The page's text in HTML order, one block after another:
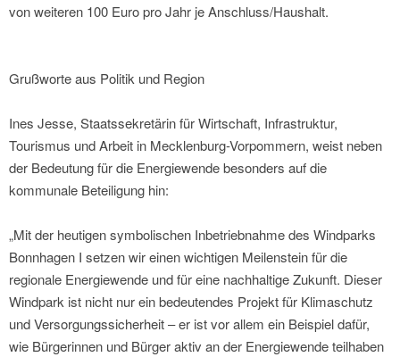
von weiteren 100 Euro pro Jahr je Anschluss/Haushalt.
Grußworte aus Politik und Region
Ines Jesse, Staatssekretärin für Wirtschaft, Infrastruktur,
Tourismus und Arbeit in Mecklenburg-Vorpommern, weist neben
der Bedeutung für die Energiewende besonders auf die
kommunale Beteiligung hin:
„Mit der heutigen symbolischen Inbetriebnahme des Windparks
Bonnhagen I setzen wir einen wichtigen Meilenstein für die
regionale Energiewende und für eine nachhaltige Zukunft. Dieser
Windpark ist nicht nur ein bedeutendes Projekt für Klimaschutz
und Versorgungssicherheit – er ist vor allem ein Beispiel dafür,
wie Bürgerinnen und Bürger aktiv an der Energiewende teilhaben